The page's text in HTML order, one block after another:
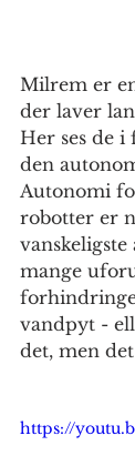
Milrem er
der laver
Her ses de
den
Autonomi
robotter er
mange
vandpyt -
det, men
https://